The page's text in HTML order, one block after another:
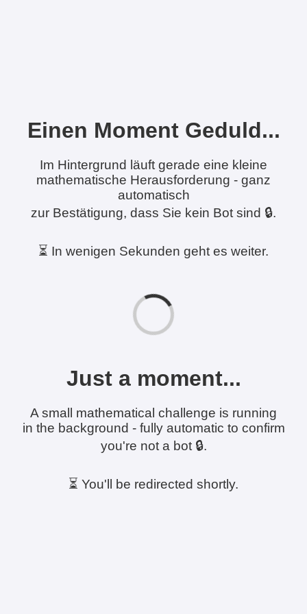
Einen Moment Geduld...
Im Hintergrund läuft gerade eine kleine
mathematische Herausforderung - ganz
automatisch
zur Bestätigung, dass Sie kein Bot sind 🔒.
⏳ In wenigen Sekunden geht es weiter.
Just a moment...
A small mathematical challenge is running
in the background - fully automatic to confirm
you're not a bot 🔒.
⏳ You'll be redirected shortly.